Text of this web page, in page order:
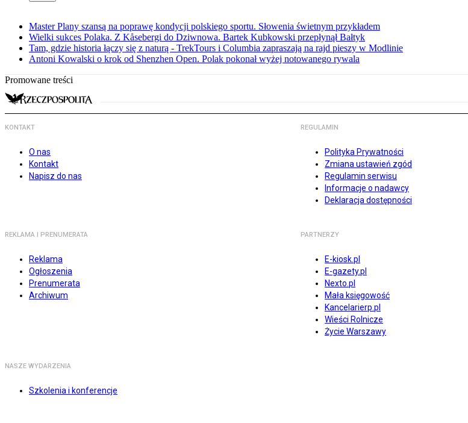
Master Plany szansą na poprawę kondycji polskiego sportu. Słowenia świetnym przykładem
Wielki sukces Polaka. Z Kåsebergi do Dziwnowa. Bartek Kubkowski przepłynął Bałtyk
Tam, gdzie historia łączy się z naturą - TrekTours i Columbia zapraszają na rajd pieszy w Modlinie
Antoni Kowalski o krok od Shenzhen Open. Polak pokonał wyżej notowanego rywala
Promowane treści
KONTAKT
O nas
Kontakt
Napisz do nas
REGULAMIN
Polityka Prywatności
Zmiana ustawień zgód
Regulamin serwisu
Informacje o nadawcy
Deklaracja dostępności
REKLAMA I PRENUMERATA
Reklama
Ogłoszenia
Prenumerata
Archiwum
PARTNERZY
E-kiosk.pl
E-gazety.pl
Nexto.pl
Mała księgowość
Kancelarierp.pl
Wieści Rolnicze
Życie Warszawy
NASZE WYDARZENIA
Szkolenia i konferencje